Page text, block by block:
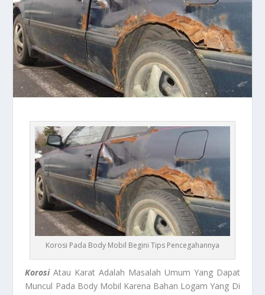
Korosi Pada Body Mobil Begini Tips Pencegahannya
KorosiAtau Karat Adalah Masalah Umum Yang Dapat
Muncul Pada Body Mobil Karena Bahan Logam Yang Di